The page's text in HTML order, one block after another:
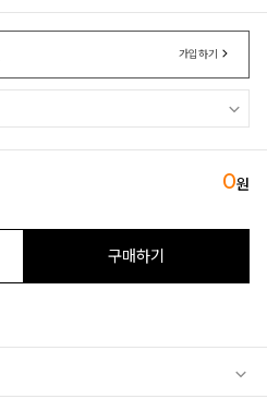
가입하기
0원
구매하기